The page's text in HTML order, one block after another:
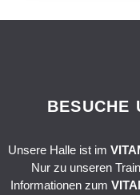
BESUCHE
Unsere Halle ist im
Nur zu unseren
Informationen zum